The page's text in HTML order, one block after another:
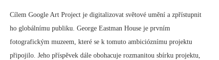
Cílem Google Art Project je digitalizovat světové umění a zpřístupnit
ho globálnímu publiku. George Eastman House je prvním
fotografickým muzeem, které se k tomuto ambicióznímu projektu
připojilo. Jeho příspěvek dále obohacuje rozmanitou sbírku projektu,